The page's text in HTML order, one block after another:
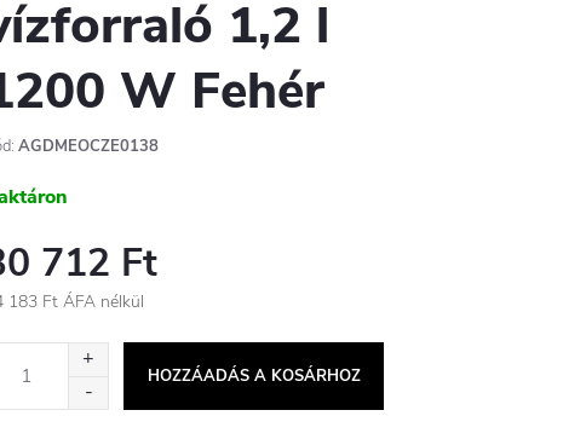
1,2 l
W Fehér
AGDMEOCZE0138
712 Ft
183 Ft ÁFA nélkül
HOZZÁADÁS A KOSÁRHOZ